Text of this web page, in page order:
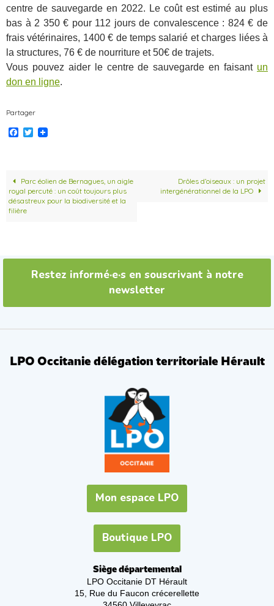
centre de sauvegarde en 2022. Le coût est estimé au plus
bas à 2 350 € pour 112 jours de convalescence : 824 € de
frais vétérinaires, 1400 € de temps salarié et charges liées à
la structures, 76 € de nourriture et 50€ de trajets.
Vous pouvez aider le centre de sauvegarde en faisant un
don en ligne.
Partager
F
o
o
k
T
e
r
Parc éolien de Bernagues, un aigle
royal percuté : un coût toujours plus
désastreux pour la biodiversité et la
filière
Drôles d’oiseaux : un projet
intergénérationnel de la LPO
Restez informé·e·s en souscrivant à notre
newsletter
LPO Occitanie délégation territoriale Hérault
Mon espace LPO
Boutique LPO
Siège départemental
LPO Occitanie DT Hérault
15, Rue du Faucon crécerellette